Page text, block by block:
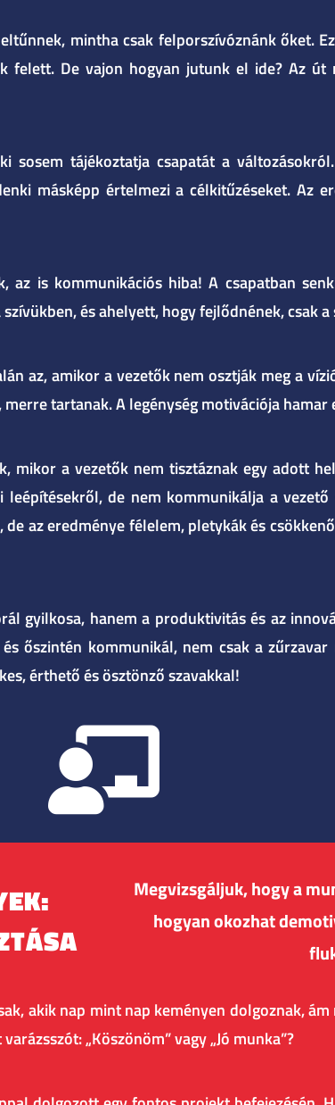
mintha csak felporszívóznánk őket.
De vajon hogyan jutunk el ide? Az
tájékoztatja csapatát a
másképp értelmezi a célkitűzéseket. Az
az is kommunikációs hiba! A csapatban
és ahelyett, hogy fejlődnének, csak
az, amikor a vezetők nem osztják meg a
tartanak. A legénység motivációja hamar
mikor a vezetők nem tisztáznak egy adott
de nem kommunikálja a
az eredménye félelem, pletykák és
gyilkosa, hanem a produktivitás és az
őszintén kommunikál, nem csak a
érthető és ösztönző szavakkal!
Megvizsgáljuk, hogy a
hogyan okozhat
akik nap mint nap keményen dolgoznak,
„Köszönöm” vagy „Jó munka”?